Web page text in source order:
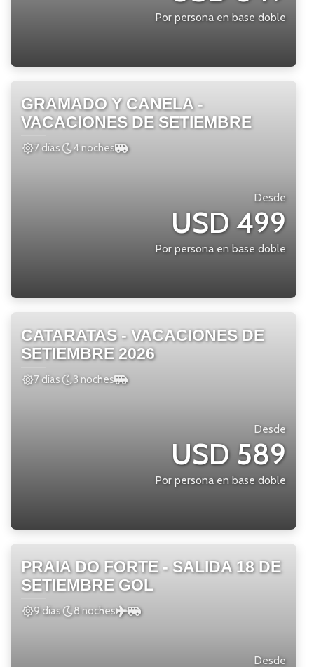
Por persona en base doble
GRAMADO Y CANELA -
VACACIONES DE SETIEMBRE
7 días 4 noches
Desde
USD 499
Por persona en base doble
CATARATAS - VACACIONES DE
SETIEMBRE 2026
7 días 3 noches
Desde
USD 589
Por persona en base doble
PRAIA DO FORTE - SALIDA 18 DE
SETIEMBRE GOL
9 días 8 noches
Desde